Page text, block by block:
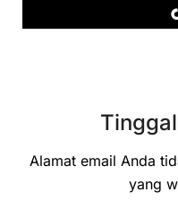
Alamat email Anda
yang